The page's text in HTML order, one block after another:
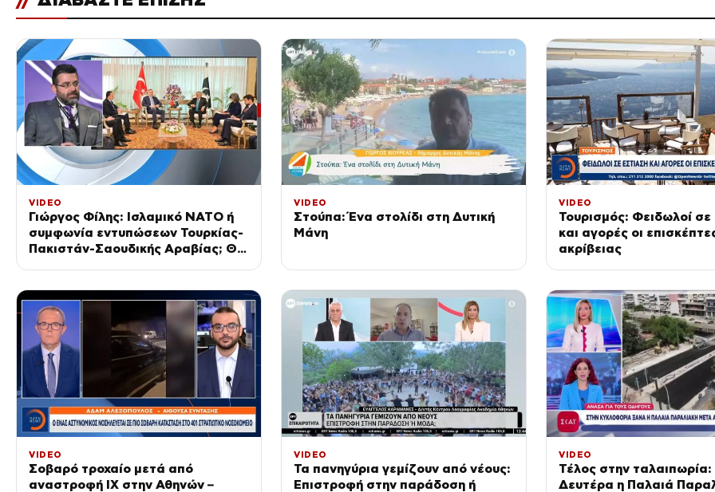
VIDEO
Γιώργος Φίλης: Ισλαμικό ΝΑΤΟ ή
συμφωνία εντυπώσεων Τουρκίας-
Πακιστάν-Σαουδικής Αραβίας; Θα
VIDEO
Στούπα: Ένα στολίδι στη Δυτική
Μάνη
VIDEO
Τουρισμός: Φειδωλοί σε
και αγορές οι
ακρίβειας
VIDEO
Σοβαρό τροχαίο μετά από
αναστροφή ΙΧ στην Αθηνών –
VIDEO
Τα πανηγύρια γεμίζουν από νέους:
Επιστροφή στην παράδοση ή
VIDEO
Τέλος στην ταλαιπωρία:
Δευτέρα η Παλαιά